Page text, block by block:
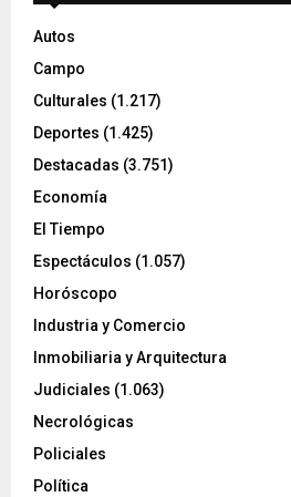
Autos
Campo
Culturales (1.217)
Deportes (1.425)
Destacadas (3.751)
Economía
El Tiempo
Espectáculos (1.057)
Horóscopo
Industria y Comercio
Inmobiliaria y Arquitectura
Judiciales (1.063)
Necrológicas
Policiales
Política